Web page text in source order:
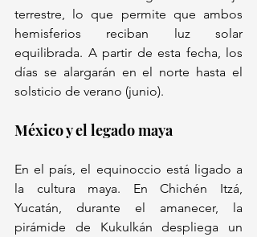
terrestre, lo que permite que ambos
hemisferios reciban luz solar
equilibrada. A partir de esta fecha, los
días se alargarán en el norte hasta el
solsticio de verano (junio).
México y el legado maya
En el país, el equinoccio está ligado a
la cultura maya. En Chichén Itzá,
Yucatán, durante el amanecer, la
pirámide de Kukulkán despliega un